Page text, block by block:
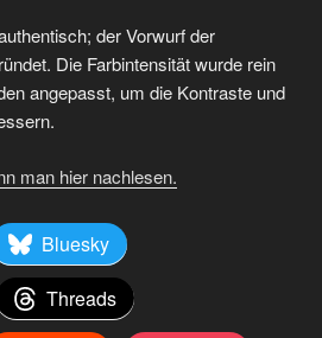
der Vorwurf der
Die Farbintensität wurde rein
angepasst, um die Kontraste und
man hier nachlesen.
Bluesky
Threads